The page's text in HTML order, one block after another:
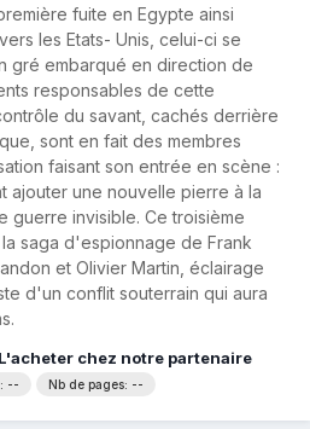
fuite en Egypte ainsi
les Etats- Unis, celui-ci se
gré embarqué en direction de
responsables de cette
du savant, cachés derrière
sont en fait des membres
faisant son entrée en scène :
ajouter une nouvelle pierre à la
guerre invisible. Ce troisième
saga d'espionnage de Frank
et Olivier Martin, éclairage
d'un conflit souterrain qui aura
L'acheter chez notre partenaire
-- Nb de pages: --